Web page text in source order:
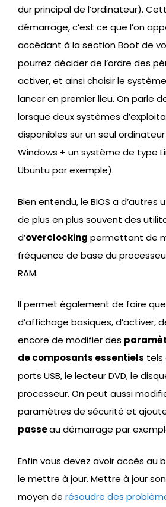
dur principal de l’ordinateur).
démarrage, c’est ce que l’on
accédant à la section Boot de
pourrez décider de l’ordre des
activer, et ainsi choisir le
lancer en premier lieu. On parle
lorsque deux systèmes
disponibles sur un seul
Windows + un système de type
Ubuntu par exemple).
Bien entendu, le BIOS a d’autres
de plus en plus souvent des
d’overclocking permettant de
fréquence de base du
RAM.
Il permet également de faire
d’affichage basiques, d’activer,
encore de modifier des
de composants essentiels tels
ports USB, le lecteur DVD, le
processeur. On peut aussi
paramètres de sécurité et
passeau démarrage par
Enfin vous devez avoir accès au
le mettre à jour. Mettre à jour son
moyen de résoudre des